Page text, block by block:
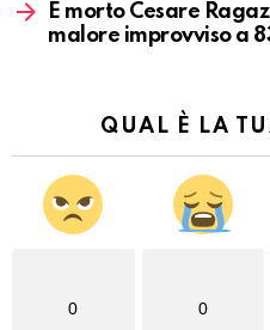
È morto Cesare
malore improvviso a
QUAL È LA
0 0